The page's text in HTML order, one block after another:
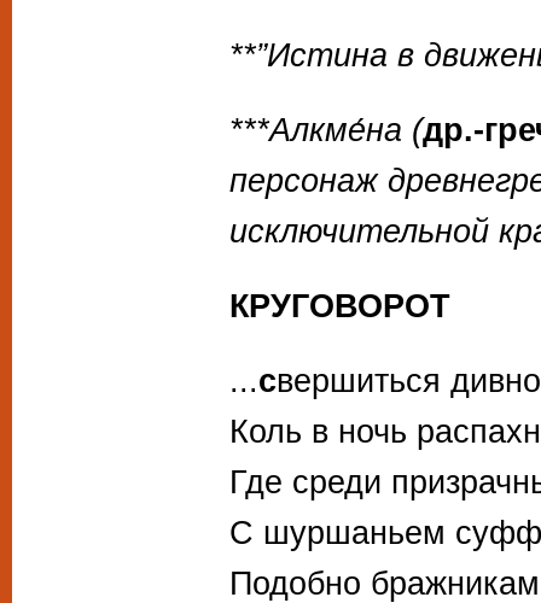
**”Истина в
***Алкме́на (др.-
персонаж
исключительной
КРУГОВОРОТ
...свершиться
Коль в ночь
Где среди
С шуршаньем
Подобно